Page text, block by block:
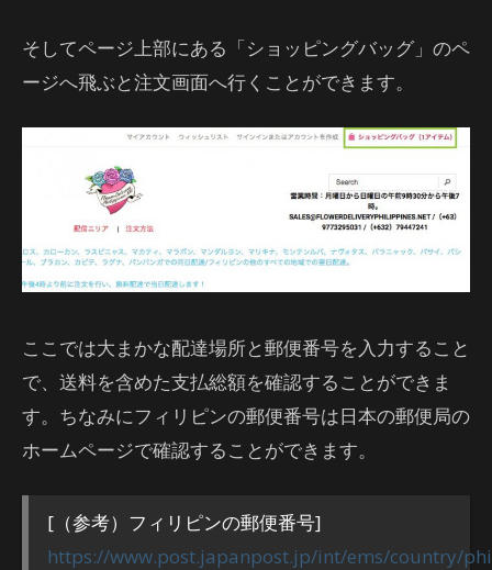
そしてページ上部にある「ショッピングバッグ」のペ
ージへ飛ぶと注文画面へ行くことができます。
ここでは大まかな配達場所と郵便番号を入力すること
で、送料を含めた支払総額を確認することができま
す。ちなみにフィリピンの郵便番号は日本の郵便局の
ホームページで確認することができます。
[（参考）フィリピンの郵便番号]
https://www.post.japanpost.jp/int/ems/country/